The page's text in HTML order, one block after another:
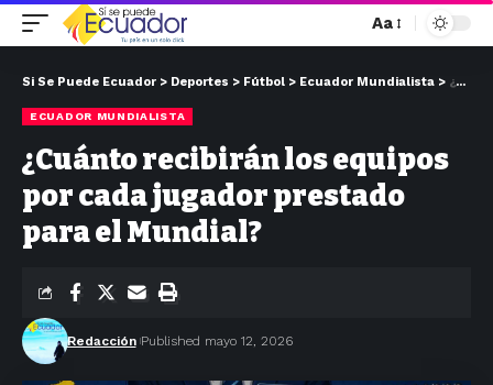
Aa
Si Se Puede Ecuador > Deportes > Fútbol > Ecuador Mundialista > ¿Cuánto recibirán los equipos por cada jugador prestado para el Mundial?
ECUADOR MUNDIALISTA
¿Cuánto recibirán los equipos
por cada jugador prestado
para el Mundial?
Redacción Published mayo 12, 2026